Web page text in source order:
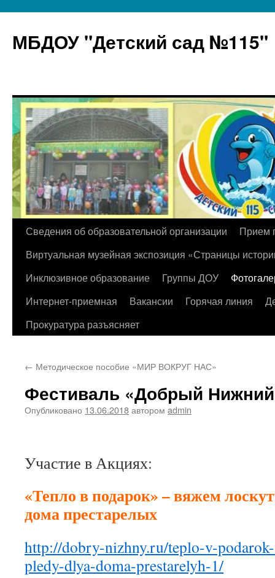
МБДОУ "Детский сад №115"
Перейти
содержимому
Сведения об образовательной организации
Прием
Виртуальная музейная экспозиция «Страницы
Инклюзивное образование
Группы ДОУ
Интернет-приемная
Вакансии Горячая линия
Прокуратура разъясняет
← Методическое пособие «МИР ВОКРУГ НАС»
Фестиваль «Добрый
Опубликовано 13.06.2018автором admin
Участие в Акциях:
«Тепло в подарок» – вяжем
дома престарелых
http://dobry-nizhny.ru/teplo-v-
pledy-dlya-doma-prestarelyh-1/